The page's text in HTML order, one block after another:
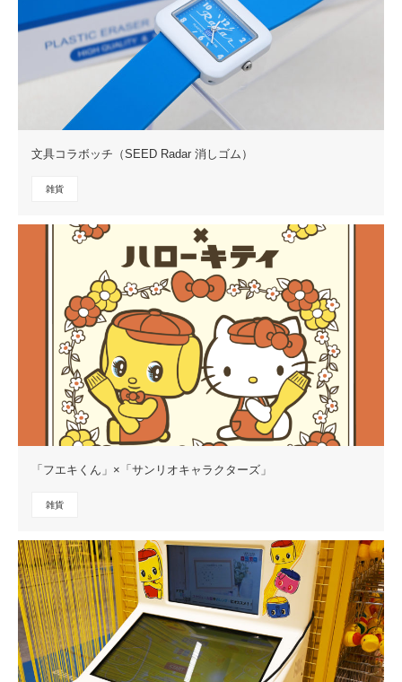
文具コラボッチ（SEED Radar 消しゴム）
雑貨
「フエキくん」×「サンリオキャラクターズ」
雑貨